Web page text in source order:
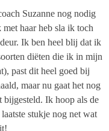
Suzanne nog nodig
haar heb sla ik toch
Ik ben heel blij dat ik
diëten die ik in mijn
past dit heel goed bij
maar nu gaat het nog
bijgesteld. Ik hoop als de
stukje nog net wat